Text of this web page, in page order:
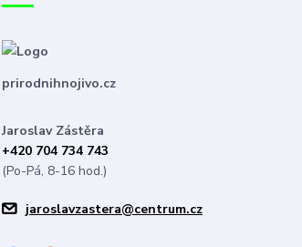
prirodnihnojivo.cz
Jaroslav Zástěra
+420 704 734 743
(Po-Pá, 8-16 hod.)
jaroslavzastera@centrum.cz